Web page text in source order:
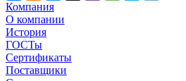
Компания
О компании
История
ГОСТы
Сертификаты
Поставщики